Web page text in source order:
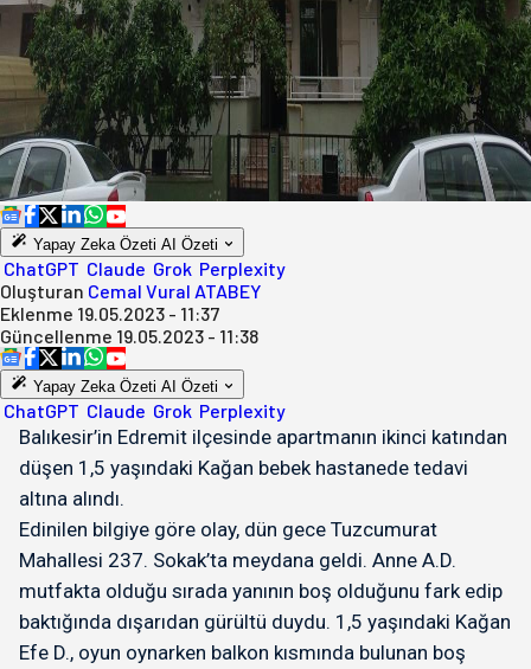
Yapay Zeka Özeti AI Özeti
ChatGPT Claude Grok Perplexity
Oluşturan Cemal Vural ATABEY
Eklenme 19.05.2023 - 11:37
Güncellenme 19.05.2023 - 11:38
Yapay Zeka Özeti AI Özeti
ChatGPT Claude Grok Perplexity
Balıkesir’in Edremit ilçesinde apartmanın ikinci katından
düşen 1,5 yaşındaki Kağan bebek hastanede tedavi
altına alındı.
Edinilen bilgiye göre olay, dün gece Tuzcumurat
Mahallesi 237. Sokak’ta meydana geldi. Anne A.D.
mutfakta olduğu sırada yanının boş olduğunu fark edip
baktığında dışarıdan gürültü duydu. 1,5 yaşındaki Kağan
Efe D., oyun oynarken balkon kısmında bulunan boş